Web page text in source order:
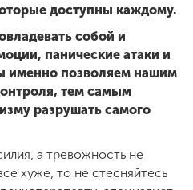
доступны каждому.
собой и
панические атаки и
именно позволяем нашим
тем самым
разрушать самого
а тревожность не
хуже, то не стесняйтесь